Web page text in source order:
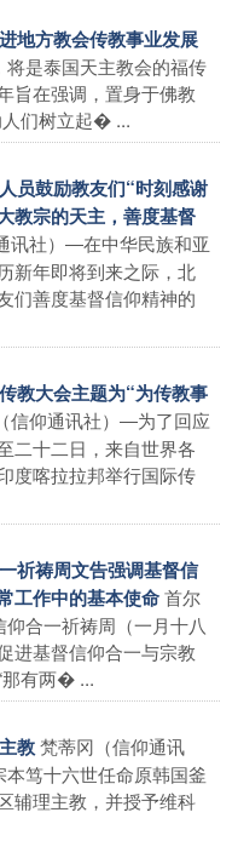
地方教会传教事业发展
是泰国天主教会的福传
旨在强调，置身于佛教
人们树立起� ...
员鼓励教友们“时刻感谢
教宗的天主，善度基督
讯社）―在中华民族和亚
新年即将到来之际，北
们善度基督信仰精神的
教大会主题为“为传教事
信仰通讯社）―为了回应
二十二日，来自世界各
度喀拉拉邦举行国际传
祈祷周文告强调基督信
工作中的基本使命首尔
合一祈祷周（一月十八
进基督信仰合一与宗教
有两� ...
教梵蒂冈（信仰通讯
笃十六世任命原韩国釜
辅理主教，并授予维科